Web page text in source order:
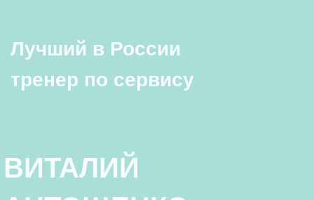
Лучший в России
тренер по сервису
ВИТАЛИЙ